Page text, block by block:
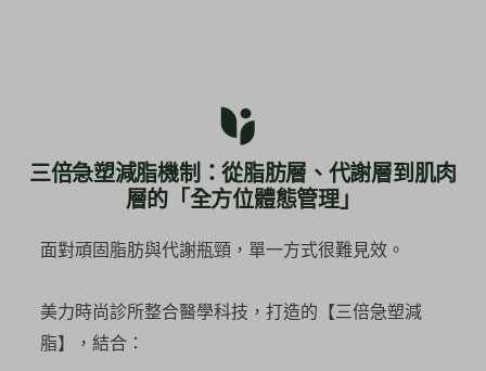
三倍急塑減脂機制：從脂肪層、代謝層到肌肉
層的「全方位體態管理」
面對頑固脂肪與代謝瓶頸，單一方式很難見效。
美力時尚診所整合醫學科技，打造的【三倍急塑減
脂】，結合：